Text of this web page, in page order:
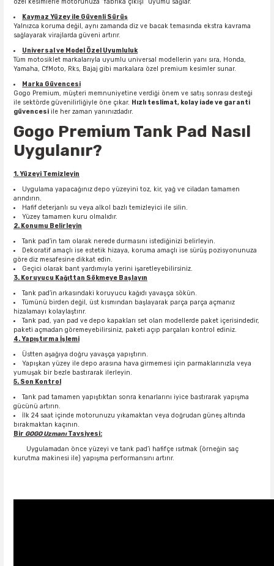
özel kesimlerle motorunuza “fabrika çıkışı” uyumu sağlar.
Kaymaz Yüzey ile Güvenli Sürüş
Yalnızca koruma değil, aynı zamanda diz ve bacak temasında ekstra kavrama
sağlayarak virajlarda güveni artırır.
Universal ve Model Özel Uyumluluk
Tüm motosiklet markalarıyla uyumlu universal modellerin yanı sıra, Honda,
Yamaha, CfMoto, Rks, Bajaj gibi markalara özel premium kesimler sunar.
Marka Güvencesi
Gogo Premium, müşteri memnuniyetine verdiği önem ve satış sonrası desteği
ile sektörde güvenilirliğiyle öne çıkar. Hızlı teslimat, kolay iade ve garanti
güvencesi ile her zaman yanınızdadır.
Gogo Premium Tank Pad Nasıl
Uygulanır?
1. Yüzeyi Temizleyin
Uygulama yapacağınız depo yüzeyini toz, kir, yağ ve ciladan tamamen
arındırın.
Hafif deterjanlı su veya alkol bazlı temizleyici ile silin.
Yüzey tamamen kuru olmalıdır.
2. Konumu Belirleyin
Tank pad’in tam olarak nerede durmasını istediğinizi belirleyin.
Dekoratif amaçlı ise estetik hizaya, koruma amaçlı ise sürüş pozisyonunuza
göre diz mesafesine dikkat edin.
Geçici olarak bant yardımıyla yerini işaretleyebilirsiniz.
3. Koruyucu Kağıttan Sökmeye Başlayın
Tank pad’in arkasındaki koruyucu kağıdı yavaşça sökün.
Tümünü birden değil, üst kısmından başlayarak parça parça açmanız
hizalamayı kolaylaştırır.
Tank pad, yan pad ve depo kapakları set olan modellerde paket içerisindedir,
paketi açmadan göremeyebilirsiniz, paketi açıp parçaları kontrol ediniz.
4. Yapıştırma İşlemi
Üstten aşağıya doğru yavaşça yapıştırın.
Yapışkan yüzey ile depo arasına hava girmemesi için parmaklarınızla veya
yumuşak bir bezle bastırarak ilerleyin.
5. Son Kontrol
Tank pad tamamen yapıştıktan sonra kenarlarını iyice bastırarak yapışma
gücünü artırın.
İlk 24 saat içinde motorunuzu yıkamaktan veya doğrudan güneş altında
bırakmaktan kaçının.
Bir GOGO UzmanıTavsiyesi:
Uygulamadan önce yüzeyi ve tank pad’i hafifçe ısıtmak (örneğin saç
kurutma makinesi ile) yapışma performansını artırır.